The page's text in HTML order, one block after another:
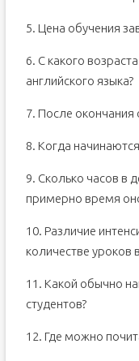
5. Цена обучения
6. С какого
английского языка?
7. После окончания
8. Когда
9. Сколько часов в
примерно время
10. Различие
количестве уроков
11. Какой обычно
студентов?
12. Где можно